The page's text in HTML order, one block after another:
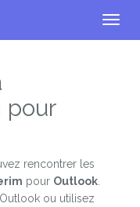
pour
rencontrer les
pour Outlook
ou utilisez